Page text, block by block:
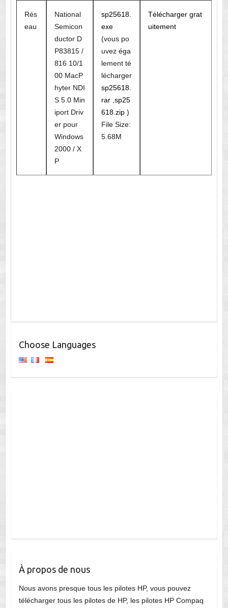
Rés
eau
National
Semicon
ductor D
P83815 /
816 10/1
00 MacP
hyter NDI
S 5.0 Min
iport Driv
er pour
Windows
2000 / X
P
sp25618.
exe
(vous po
uvez éga
lement té
lécharger
sp25618.
rar, sp25
618.zip)
File Size:
5.68M
Télécharger grat
uitement
Choose Languages
À propos de nous
Nous avons presque tous les pilotes HP, vous pouvez
télécharger tous les pilotes de HP, les pilotes HP Compaq